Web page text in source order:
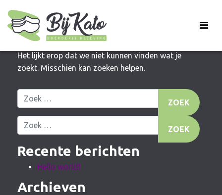
Niets gevonden
Het lijkt erop dat we niet kunnen vinden wat je
zoekt. Misschien kan zoeken helpen.
Zoek naar:
Zoek naar:
Recente berichten
Hello world!
Archieven